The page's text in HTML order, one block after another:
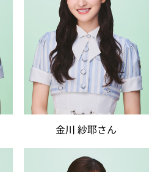
金川 紗耶さん